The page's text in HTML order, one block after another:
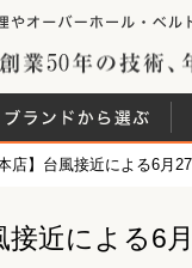
計修理工房 白金堂（
修理の流れ ブ
店】台風接近による6月
接近による6